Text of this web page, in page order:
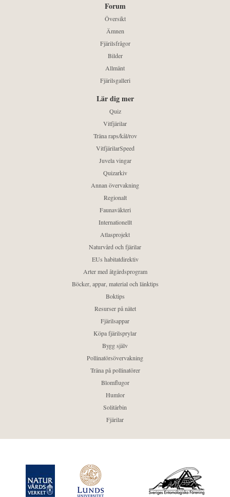
Forum
Översikt
Ämnen
Fjärilsfrågor
Bilder
Allmänt
Fjärilsgalleri
Lär dig mer
Quiz
Vitfjärilar
Träna raps/kål/rov
VitfjärilarSpeed
Juvela vingar
Quizarkiv
Annan övervakning
Regionalt
Faunaväkteri
Internationellt
Atlasprojekt
Naturvård och fjärilar
EUs habitatdirektiv
Arter med åtgärdsprogram
Böcker, appar, material och länktips
Boktips
Resurser på nätet
Fjärilsappar
Köpa fjärilsprylar
Bygg själv
Pollinatörsövervakning
Träna på pollinatörer
Blomflugor
Humlor
Solitärbin
Fjärilar